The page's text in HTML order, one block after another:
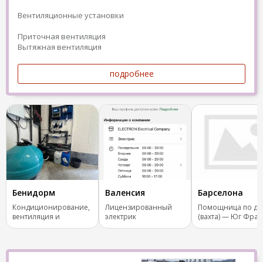
Вентиляционные установки
Приточная вентиляция
Вытяжная вентиляция
подробнее
Бенидорм
Кондиционирование,
вентиляция и
отопление.
Валенсия
Лицензированный
электрик
Барселона
Помощница по
(вахта) — Юг